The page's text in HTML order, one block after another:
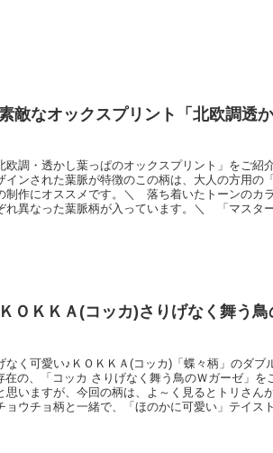
敵なオックスプリント「北欧調透
調・透かし葉っぱのオックスプリント」をご紹
ンされた葉脈が特徴のこの柄は、大人の方用の
制作にオススメです。＼ 落ち着いたトーンのカ
れ異なった葉脈柄が入っています。＼ 「マスタ
ＯＫＫＡ(コッカ)さりげなく舞う
く可愛い♪ＫＯＫＫＡ(コッカ)「蝶々柄」のダブ
在の、「コッカ さりげなく舞う鳥のＷガーゼ」を
いますが、今回の柄は、よ～く見るとトリさん
チョ柄と一緒で、「ほのかに可愛い」テイスト